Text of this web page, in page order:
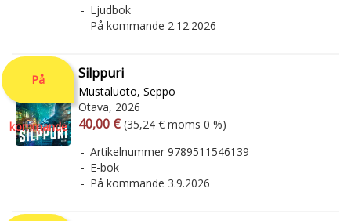
Ljudbok
På kommande 2.12.2026
På
kommande
Silppuri
Mustaluoto, Seppo
Otava, 2026
Arvonlisäverollinen hinta
40,00 € Arvonlisäveroton hinta
(35,24 € moms 0 %)
Artikelnummer 9789511546139
E-bok
På kommande 3.9.2026